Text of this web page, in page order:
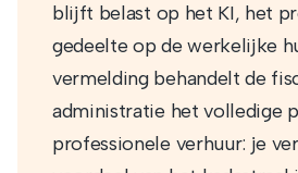
blijft belast op het KI, het
gedeelte op de werkelijke
vermelding behandelt de
administratie het volledige
professionele verhuur: je